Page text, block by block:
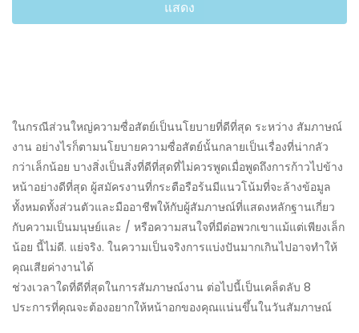
แสดง
ในกรณีส่วนใหญ่ความซื่อสัตย์เป็นนโยบายที่ดีที่สุด ระหว่าง สัมภาษณ์
งาน อย่างไรก็ตามนโยบายความซื่อสัตย์นั้นกลายเป็นเรื่องที่น่ากลัว
กว่าเล็กน้อย บางสิ่งเป็นสิ่งที่ดีที่สุดที่ไม่ควรพูดเมื่อพูดถึงการก้าวไปข้าง
หน้าอย่างดีที่สุด ผู้สมัครงานที่กระตือรือร้นมีแนวโน้มที่จะล้างข้อมูล
ทั้งหมดทั้งส่วนตัวและมืออาชีพให้กับผู้สัมภาษณ์ที่แสดงหลักฐานเกี่ยว
กับความเป็นมนุษย์และ / หรือความสนใจที่มีต่อพวกเขาแม้แต่เพียงเล็ก
น้อย นี้ไม่ดี. แย่จริง. ในความเป็นจริงการแบ่งปันมากเกินไปอาจทำให้
คุณเสียค่างานได้
ช่วงเวลาใดที่ดีที่สุดในการสัมภาษณ์งาน ต่อไปนี้เป็นเคล็ดลับ 8
ประการที่คุณจะต้องอยากให้หน้าอกของคุณแน่นขึ้นในวันสัมภาษณ์